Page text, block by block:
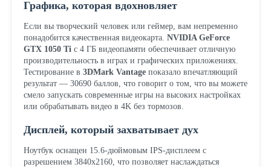
Графика, которая вдохновляет
Если вы творческий человек или геймер, вам непременно
понадобится качественная видеокарта. NVIDIA GeForce
GTX 1050 Ti с 4 ГБ видеопамяти обеспечивает отличную
производительность в играх и графических приложениях.
Тестирование в 3DMark Vantageпоказало впечатляющий
результат — 30690 баллов, что говорит о том, что вы можете
смело запускать современные игры на высоких настройках
или обрабатывать видео в 4K без тормозов.
Дисплей, который захватывает дух
Ноутбук оснащен 15.6-дюймовым IPS-дисплеем с
разрешением 3840x2160, что позволяет наслаждаться